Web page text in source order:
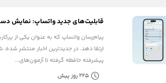
قابلیت‌های جدید واتساپ: نمایش
پیام‌رسان واتساپ که به عنوان یکی از
پیشرفته حافظه گرفته تا آزمون‌های...
225 روز پیش